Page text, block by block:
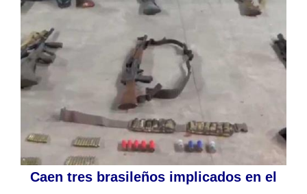
Caen tres brasileños implicados en el